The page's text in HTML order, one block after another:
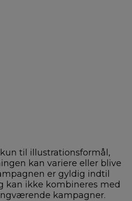
til illustrationsformål,
kan variere eller blive
er gyldig indtil
kan ikke kombineres med
kampagner.